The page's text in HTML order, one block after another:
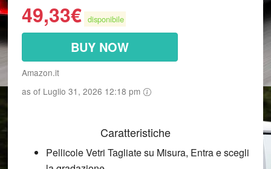
49,33€ disponibile
BUY NOW
Amazon.it
as of Luglio 31, 2026 12:18 pm
Caratteristiche
Pellicole Vetri Tagliate su Misura, Entra e scegli